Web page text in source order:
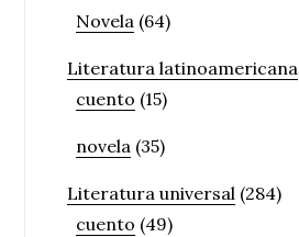
Novela (64)
Literatura latinoamericana
cuento (15)
novela (35)
Literatura universal (284)
cuento (49)